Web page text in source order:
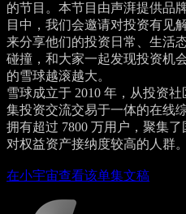
的节目。本节目由声湃提供品
目中，我们会邀请对投资有见
来分享他们的投资日常、生活
碰撞，和大家一起发现投资机
的雪球越滚越大。
雪球成立于 2010 年，从投资
集投资交流交易于一体的在线
拥有超过 7800 万用户，聚集
对权益资产接纳度较高的人群。
在小宇宙查看该单集文稿